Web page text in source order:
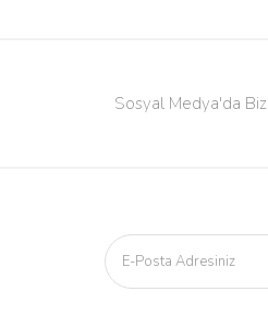
Sosyal Medya'da Biz